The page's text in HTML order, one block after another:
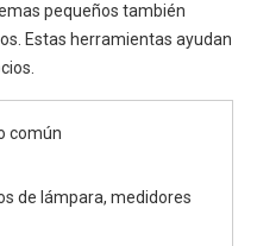
pequeños también
Estas herramientas ayudan
común
de lámpara, medidores